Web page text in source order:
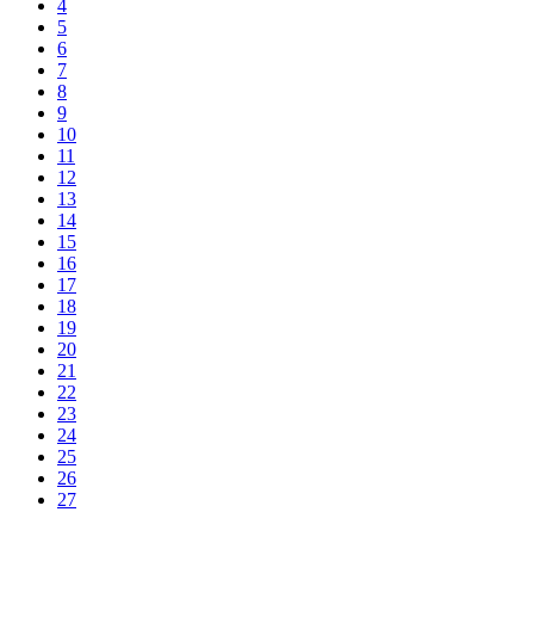
4
5
6
7
8
9
10
11
12
13
14
15
16
17
18
19
20
21
22
23
24
25
26
27